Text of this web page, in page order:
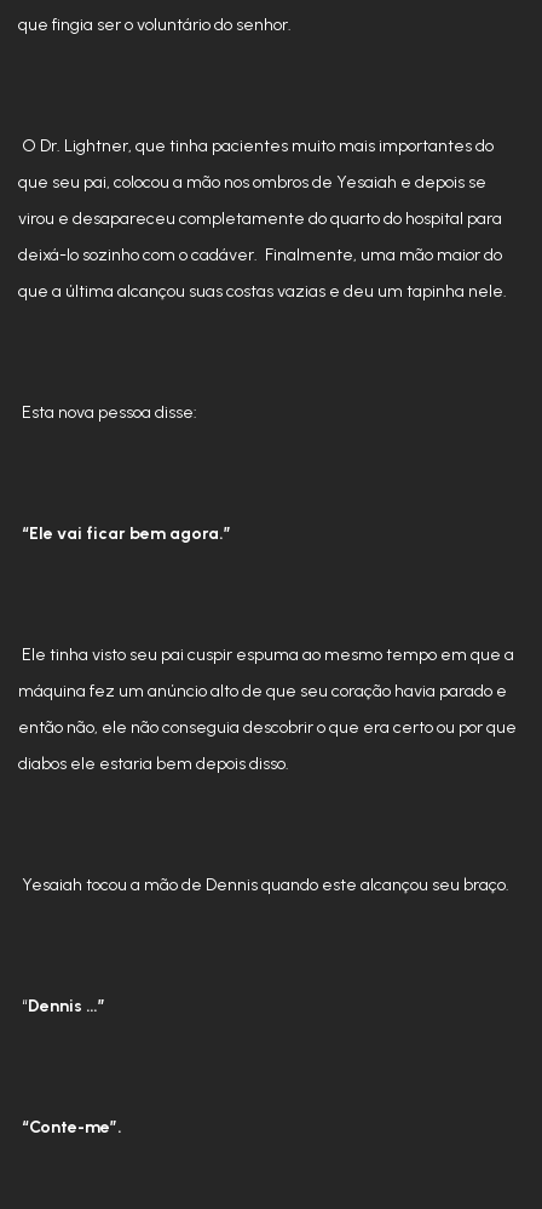
que fingia ser o voluntário do senhor.
O Dr. Lightner, que tinha pacientes muito mais importantes do
que seu pai, colocou a mão nos ombros de Yesaiah e depois se
virou e desapareceu completamente do quarto do hospital para
deixá-lo sozinho com o cadáver. Finalmente, uma mão maior do
que a última alcançou suas costas vazias e deu um tapinha nele.
Esta nova pessoa disse:
“Ele vai ficar bem agora.”
Ele tinha visto seu pai cuspir espuma ao mesmo tempo em que a
máquina fez um anúncio alto de que seu coração havia parado e
então não, ele não conseguia descobrir o que era certo ou por que
diabos ele estaria bem depois disso.
Yesaiah tocou a mão de Dennis quando este alcançou seu braço.
“Dennis …”
“Conte-me”.